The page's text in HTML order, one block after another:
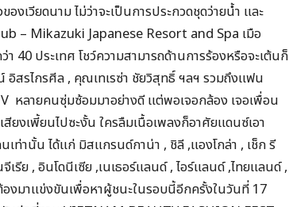
เวียดนาม ไม่ว่าจะเป็นการประกวดชุดว่ายน้ำ และ
– Mikazuki Japanese Resort and Spa เมือ
40 ประเทศ โชว์ความสามารถด้านการร้องหรือจะเต้นก็
สรไกรศีล , คุณเทเรซ่า ชัยวิสุทธิ์ ฯลฯ รวมถึงแฟน
หลายคนซุ่มซ้อมมาอย่างดี แต่พอเจอกล้อง เจอเพื่อน
ยงเพี้ยนไปซะงั้น ใครลืมเนื้อเพลงก็อาศัยแดนซ์เอา
านั้น ได้แก่ มิสแกรนด์กาน่า , ชิลี ,แองโกล่า , เช็ก รี
ย , อินโดนีเซีย ,เนเธอร์แลนด์ , ไอร์แลนด์ ,ไทยแลนด์ ,
องมาแข่งขันเพื่อหาผู้ชนะในรอบนี้อีกครั้งในวันที่ 17